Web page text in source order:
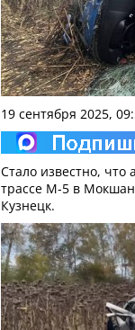
19 сентября 2025,
Стало известно,
трассе М-5 в
Кузнецк.